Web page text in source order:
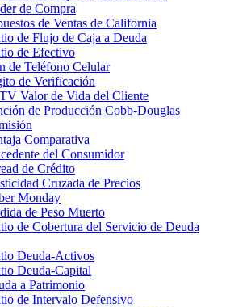
de Compra
de Ventas de California
de Flujo de Caja a Deuda
de Efectivo
de Teléfono Celular
de Verificación
Valor de Vida del Cliente
de Producción Cobb-Douglas
Comparativa
del Consumidor
de Crédito
Cruzada de Precios
Monday
de Peso Muerto
de Cobertura del Servicio de Deuda
Deuda-Activos
Deuda-Capital
a Patrimonio
de Intervalo Defensivo